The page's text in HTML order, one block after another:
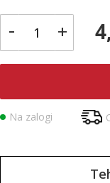
- +
Na zalogi